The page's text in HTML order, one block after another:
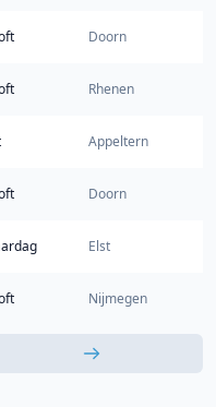
Doorn
Rhenen
Appeltern
Doorn
Elst
Nijmegen